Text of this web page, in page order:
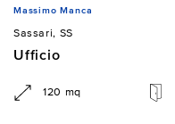
Massimo Manca
Sassari, SS
Ufficio
120 mq